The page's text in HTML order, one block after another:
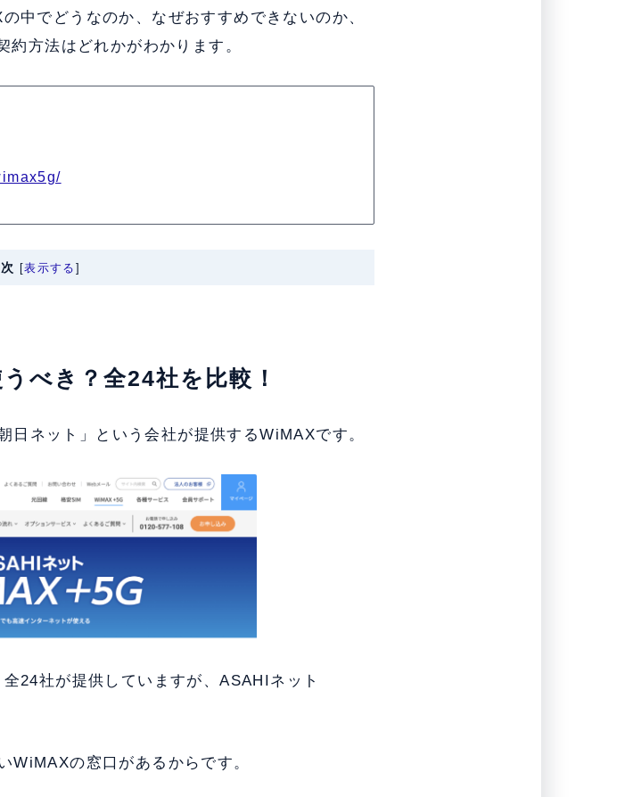
中でどうなのか、なぜおすすめできないのか、
方法はどれかがわかります。
[表示する ]
べき？全24社を比較！
ネット」という会社が提供するWiMAXです。
24社が提供していますが、ASAHIネット
WiMAXの窓口があるからです。